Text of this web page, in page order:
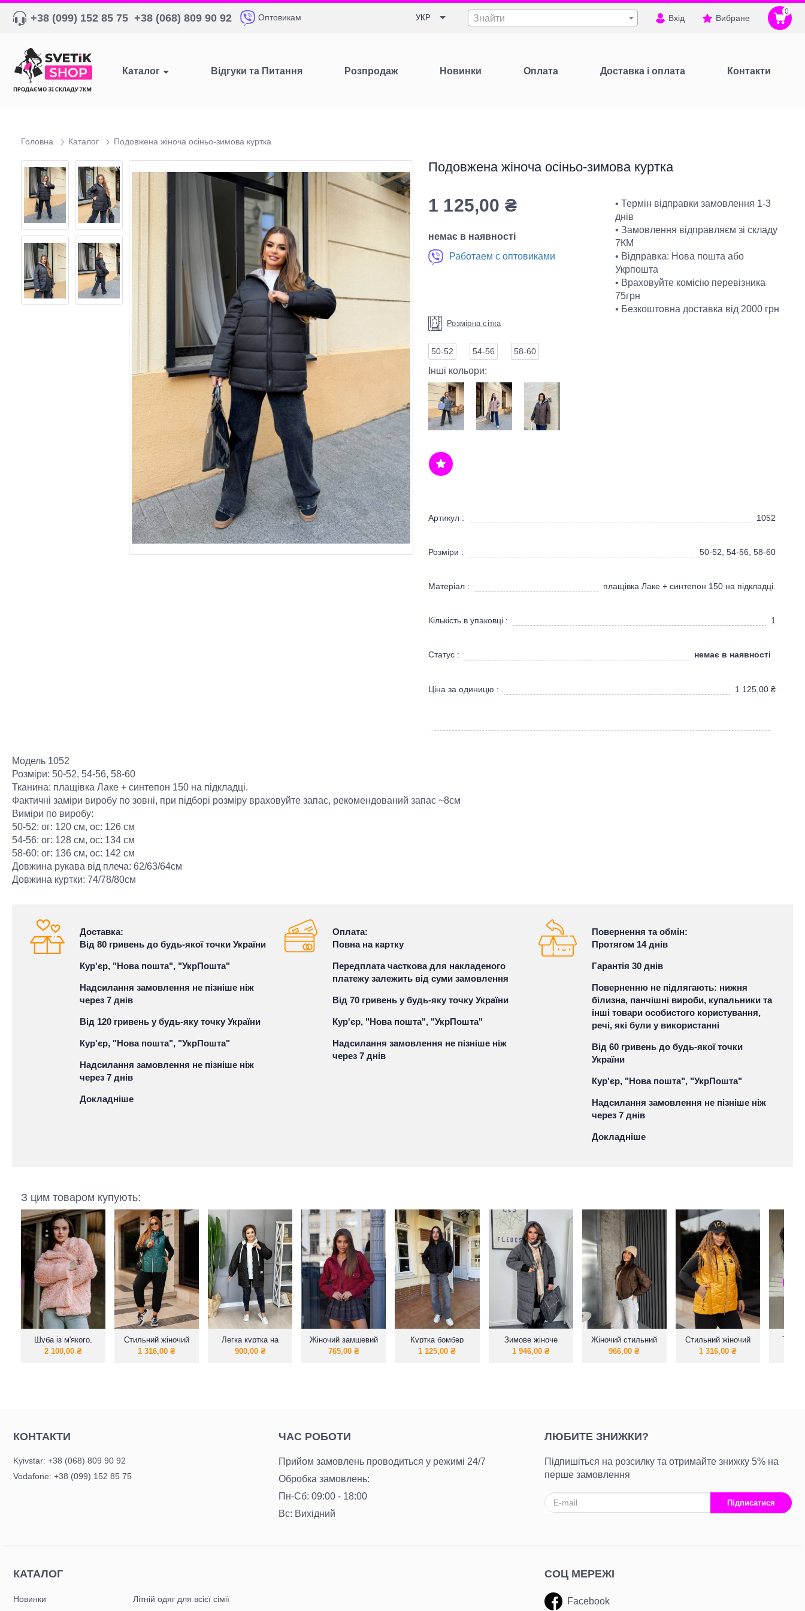
+38 (099) 152 85 75 +38 (068) 809 90 92 Оптовикам УКР Знайти Вхід Вибране
0
Каталог Відгуки та Питання Розпродаж Новинки Оплата Доставка і оплата Контакти
Головна Каталог Подовжена жіноча осіньо-зимова куртка
Подовжена жіноча осіньо-зимова куртка
1 125,00 ₴
немає в наявності
Работаем с оптовиками
• Термін відправки замовлення 1-3
днів
• Замовлення відправляєм зі складу
7КМ
• Відправка: Нова пошта або
Укрпошта
• Враховуйте комісію перевізника
75грн
• Безкоштовна доставка від 2000 грн
Розмірна сітка
50-52 54-56 58-60
Інші кольори:
Артикул : 1052
Розміри : 50-52, 54-56, 58-60
Матеріал : плащівка Лаке + синтепон 150 на підкладці.
Кількість в упаковці : 1
Статус : немає в наявності
Ціна за одиницю : 1 125,00 ₴
Модель 1052
Розміри: 50-52, 54-56, 58-60
Тканина: плащівка Лаке + синтепон 150 на підкладці.
Фактичні заміри виробу по зовні, при підборі розміру враховуйте запас, рекомендований запас ~8см
Виміри по виробу:
50-52: ог: 120 см, ос: 126 см
54-56: ог: 128 см, ос: 134 см
58-60: ог: 136 см, ос: 142 см
Довжина рукава від плеча: 62/63/64см
Довжина куртки: 74/78/80см
Доставка:
Від 80 гривень до будь-якої точки України
Кур'єр, "Нова пошта", "УкрПошта"
Надсилання замовлення не пізніше ніж
через 7 днів
Від 120 гривень у будь-яку точку України
Кур'єр, "Нова пошта", "УкрПошта"
Надсилання замовлення не пізніше ніж
через 7 днів
Докладніше
Оплата:
Повна на картку
Передплата часткова для накладеного
платежу залежить від суми замовлення
Від 70 гривень у будь-яку точку України
Кур'єр, "Нова пошта", "УкрПошта"
Надсилання замовлення не пізніше ніж
через 7 днів
Повернення та обмін:
Протягом 14 днів
Гарантія 30 днів
Поверненню не підлягають: нижня
білизна, панчішні вироби, купальники та
інші товари особистого користування,
речі, які були у використанні
Від 60 гривень до будь-якої точки
України
Кур'єр, "Нова пошта", "УкрПошта"
Надсилання замовлення не пізніше ніж
через 7 днів
Докладніше
З цим товаром купують:
Шуба із м'якого,
об'ємного штучного
2 100,00₴
Стильний жіночий
костюм із велюру
1 316,00₴
Легка куртка на
блискавці, прямого
900,00 ₴
Жіночий замшевий
бомбер
765,00 ₴
Куртка бомбер
жіноча
1 125,00₴
Зимове жіноче
тепле пальто
1 946,00 ₴
Жіночий стильний
бомбер
966,00₴
Стильний жіночий
костюм із велюру
1 316,00 ₴
Тепла
КОНТАКТИ
Kyivstar: +38 (068) 809 90 92
Vodafone: +38 (099) 152 85 75
ЧАС РОБОТИ
Прийом замовлень проводиться у режимі 24/7
Обробка замовлень:
Пн-Сб: 09:00 - 18:00
Вс: Вихідний
ЛЮБИТЕ ЗНИЖКИ?
Підпишіться на розсилку та отримайте знижку 5% на
перше замовлення
Підписатися
КАТАЛОГ
Новинки Літній одяг для всієї сімії
СОЦ МЕРЕЖІ
Facebook